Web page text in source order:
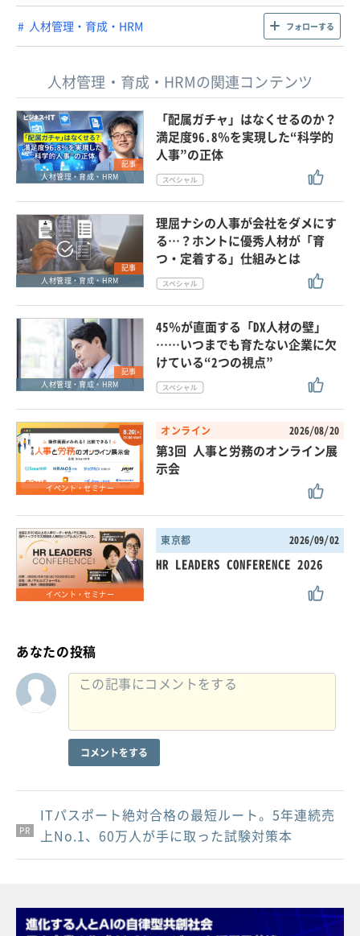
人材管理・育成・HRM フォローする
人材管理・育成・HRMの関連コンテンツ
記事
人材管理・育成・HRM
「配属ガチャ」はなくせるのか？
満足度96.8％を実現した“科学的
人事”の正体
記事
人材管理・育成・HRM
理屈ナシの人事が会社をダメにす
る…？ホントに優秀人材が「育
つ・定着する」仕組みとは
記事
人材管理・育成・HRM
45％が直面する「DX人材の壁」
……いつまでも育たない企業に欠
けている“2つの視点”
イベント・セミナー
オンライン 2026/08/20
第3回 人事と労務のオンライン展
示会
イベント・セミナー
東京都 2026/09/02
HR LEADERS CONFERENCE 2026
あなたの投稿
コメントをする
PR
PR
PR
ITパスポート絶対合格の最短ルート。5年連続売
上No.1、60万人が手に取った試験対策本